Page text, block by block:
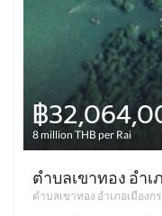
฿
8 million THB per Rai
ตำบลเขาทอง อำ
ตำบลเขาทอง อำเภอเมืองก